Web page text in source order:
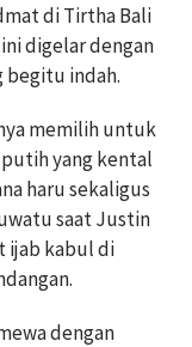
di Tirtha Bali
digelar dengan
begitu indah.
memilih untuk
yang kental
haru sekaligus
saat Justin
ijab kabul di
dengan